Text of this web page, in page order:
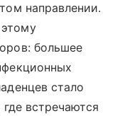
направлении.
большее
стало
встречаются